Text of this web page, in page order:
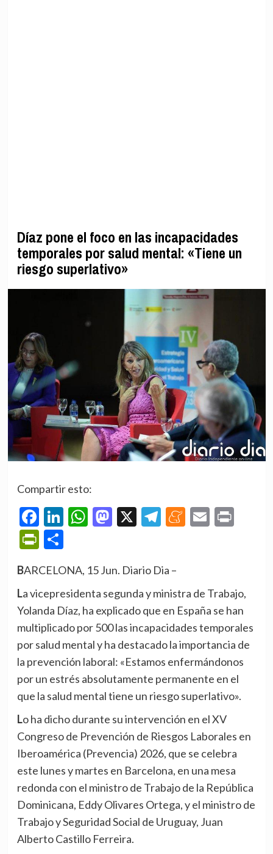
Díaz pone el foco en las incapacidades
temporales por salud mental: «Tiene un
riesgo superlativo»
Compartir esto:
Facebook
LinkedIn
WhatsApp
Mastodon
X Telegram
Meneame
Email
PrintFriendly
Compartir
BARCELONA, 15 Jun. Diario Dia –
La vicepresidenta segunda y ministra de Trabajo,
Yolanda Díaz, ha explicado que en España se han
multiplicado por 500 las incapacidades temporales
por salud mental y ha destacado la importancia de
la prevención laboral: «Estamos enfermándonos
por un estrés absolutamente permanente en el
que la salud mental tiene un riesgo superlativo».
Lo ha dicho durante su intervención en el XV
Congreso de Prevención de Riesgos Laborales en
Iberoamérica (Prevencia) 2026, que se celebra
este lunes y martes en Barcelona, en una mesa
redonda con el ministro de Trabajo de la República
Dominicana, Eddy Olivares Ortega, y el ministro de
Trabajo y Seguridad Social de Uruguay, Juan
Alberto Castillo Ferreira.